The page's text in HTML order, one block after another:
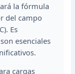
la fórmula
del campo
Es
esenciales
cargas